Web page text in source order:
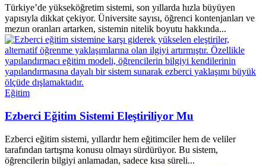
Türkiye’de yükseköğretim sistemi, son yıllarda hızla büyüyen
yapısıyla dikkat çekiyor. Üniversite sayısı, öğrenci kontenjanları ve
mezun oranları artarken, sistemin nitelik boyutu hakkında...
Eğitim
Ezberci Eğitim Sistemi Eleştiriliyor Mu
Ezberci eğitim sistemi, yıllardır hem eğitimciler hem de veliler
tarafından tartışma konusu olmayı sürdürüyor. Bu sistem,
öğrencilerin bilgiyi anlamadan, sadece kısa süreli...